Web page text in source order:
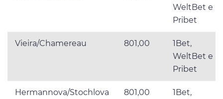
WeltBet e
Pribet
Vieira/Chamereau 801,00
1Bet,
WeltBet e
Pribet
Hermannova/Stochlova 801,00
1Bet,